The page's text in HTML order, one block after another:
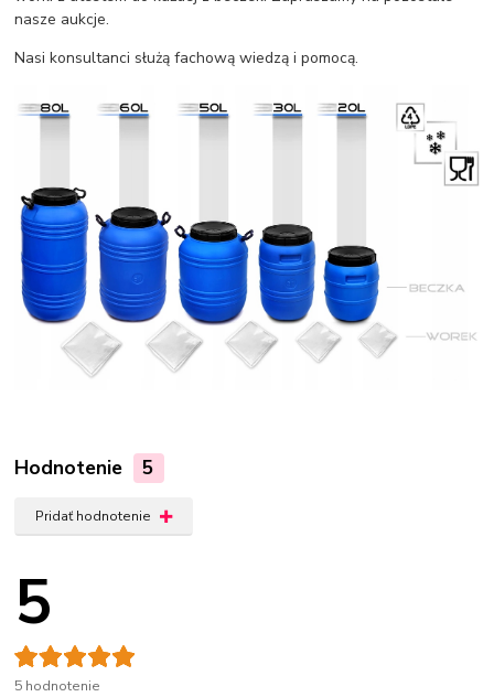
nasze aukcje.
Nasi konsultanci służą fachową wiedzą i pomocą.
Hodnotenie 5
Pridať hodnotenie
5
5 hodnotenie